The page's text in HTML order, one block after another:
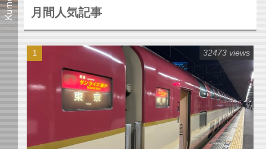
月間人気記事
32473 views